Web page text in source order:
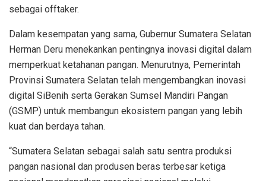
sebagai offtaker.
Dalam kesempatan yang sama, Gubernur Sumatera Selatan
Herman Deru menekankan pentingnya inovasi digital dalam
memperkuat ketahanan pangan. Menurutnya, Pemerintah
Provinsi Sumatera Selatan telah mengembangkan inovasi
digital SiBenih serta Gerakan Sumsel Mandiri Pangan
(GSMP) untuk membangun ekosistem pangan yang lebih
kuat dan berdaya tahan.
“Sumatera Selatan sebagai salah satu sentra produksi
pangan nasional dan produsen beras terbesar ketiga